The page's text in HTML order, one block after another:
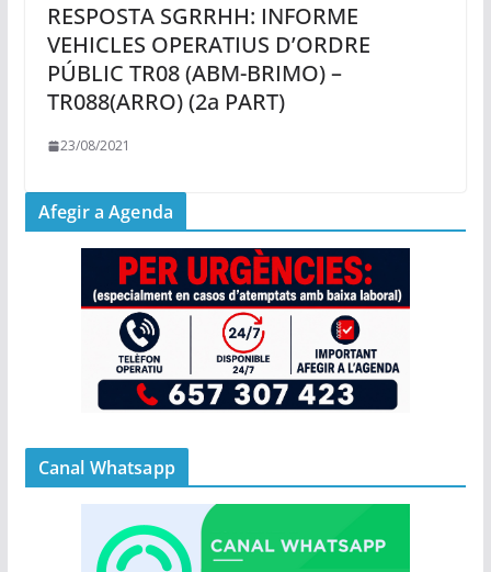
RESPOSTA SGRRHH: INFORME
VEHICLES OPERATIUS D’ORDRE
PÚBLIC TR08 (ABM-BRIMO) –
TR088(ARRO) (2a PART)
23/08/2021
Afegir a Agenda
Canal Whatsapp